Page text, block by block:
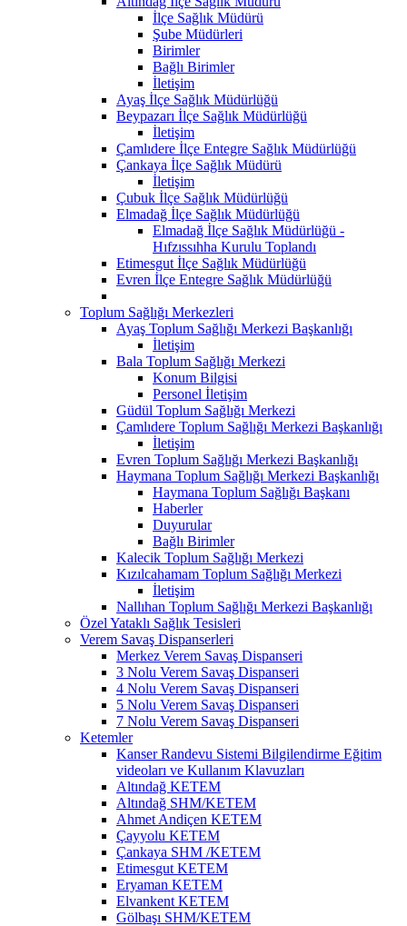
İlçe Sağlık Müdürü
Şube Müdürleri
Birimler
Bağlı Birimler
İletişim
Ayaş İlçe Sağlık Müdürlüğü
Beypazarı İlçe Sağlık Müdürlüğü
İletişim
Çamlıdere İlçe Entegre Sağlık Müdürlüğü
Çankaya İlçe Sağlık Müdürü
İletişim
Çubuk İlçe Sağlık Müdürlüğü
Elmadağ İlçe Sağlık Müdürlüğü
Elmadağ İlçe Sağlık Müdürlüğü -
Hıfzıssıhha Kurulu Toplandı
Etimesgut İlçe Sağlık Müdürlüğü
Evren İlçe Entegre Sağlık Müdürlüğü
Toplum Sağlığı Merkezleri
Ayaş Toplum Sağlığı Merkezi Başkanlığı
İletişim
Bala Toplum Sağlığı Merkezi
Konum Bilgisi
Personel İletişim
Güdül Toplum Sağlığı Merkezi
Çamlıdere Toplum Sağlığı Merkezi Başkanlığı
İletişim
Evren Toplum Sağlığı Merkezi Başkanlığı
Haymana Toplum Sağlığı Merkezi Başkanlığı
Haymana Toplum Sağlığı Başkanı
Haberler
Duyurular
Bağlı Birimler
Kalecik Toplum Sağlığı Merkezi
Kızılcahamam Toplum Sağlığı Merkezi
İletişim
Nallıhan Toplum Sağlığı Merkezi Başkanlığı
Özel Yataklı Sağlık Tesisleri
Verem Savaş Dispanserleri
Merkez Verem Savaş Dispanseri
3 Nolu Verem Savaş Dispanseri
4 Nolu Verem Savaş Dispanseri
5 Nolu Verem Savaş Dispanseri
7 Nolu Verem Savaş Dispanseri
Ketemler
Kanser Randevu Sistemi Bilgilendirme Eğitim
videoları ve Kullanım Klavuzları
Altındağ KETEM
Altındağ SHM/KETEM
Ahmet Andiçen KETEM
Çayyolu KETEM
Çankaya SHM /KETEM
Etimesgut KETEM
Eryaman KETEM
Elvankent KETEM
Gölbaşı SHM/KETEM